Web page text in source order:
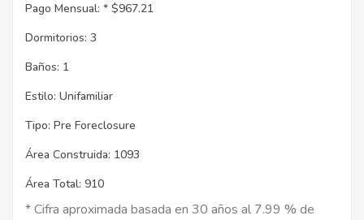
Pago Mensual: * $967.21
Dormitorios: 3
Baños: 1
Estilo: Unifamiliar
Tipo: Pre Foreclosure
Área Construida: 1093
Área Total: 910
* Cifra aproximada basada en 30 años al 7.99 % de